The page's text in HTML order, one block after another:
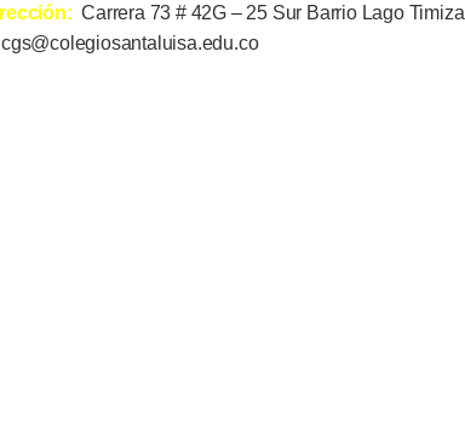
Carrera 73 # 42G – 25 Sur Barrio Lago Timiza